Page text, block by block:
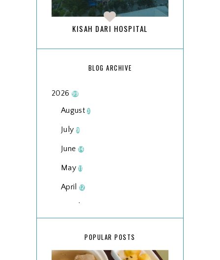
KISAH DARI HOSPITAL
BLOG ARCHIVE
2026 99
August3
July 9
June 14
May11
April 12
POPULAR POSTS